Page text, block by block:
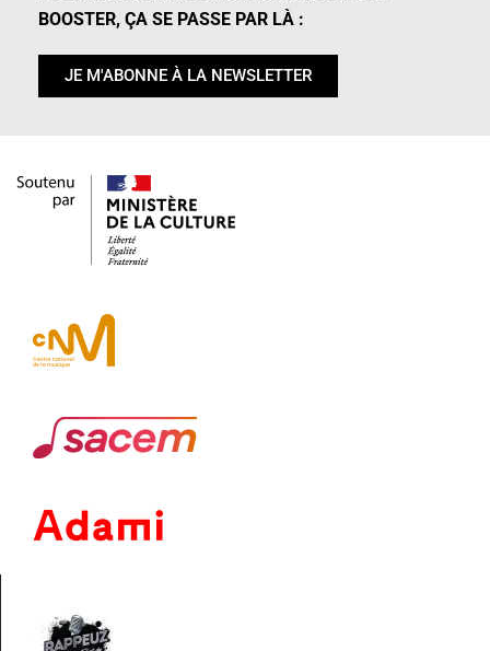
BOOSTER, ÇA SE PASSE PAR LÀ :
JE M'ABONNE À LA NEWSLETTER